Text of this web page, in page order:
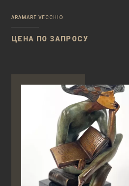
ARAMARE VECCHIO
ЦЕНА ПО ЗАПРОСУ